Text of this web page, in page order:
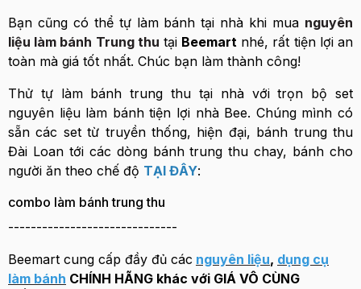
Bạn cũng có thể tự làm bánh tại nhà khi mua nguyên
liệu làm bánh Trung thu tại Beemart nhé, rất tiện lợi an
toàn mà giá tốt nhất. Chúc bạn làm thành công!
Thử tự làm bánh trung thu tại nhà với trọn bộ set
nguyên liệu làm bánh tiện lợi nhà Bee. Chúng mình có
sẵn các set từ truyền thống, hiện đại, bánh trung thu
Đài Loan tới các dòng bánh trung thu chay, bánh cho
người ăn theo chế độ TẠI ĐÂY:
combo làm bánh trung thu
------------------------------
Beemart cung cấp đầy đủ các nguyên liệu, dụng cụ
làm bánh CHÍNH HÃNG khác với GIÁ VÔ CÙNG